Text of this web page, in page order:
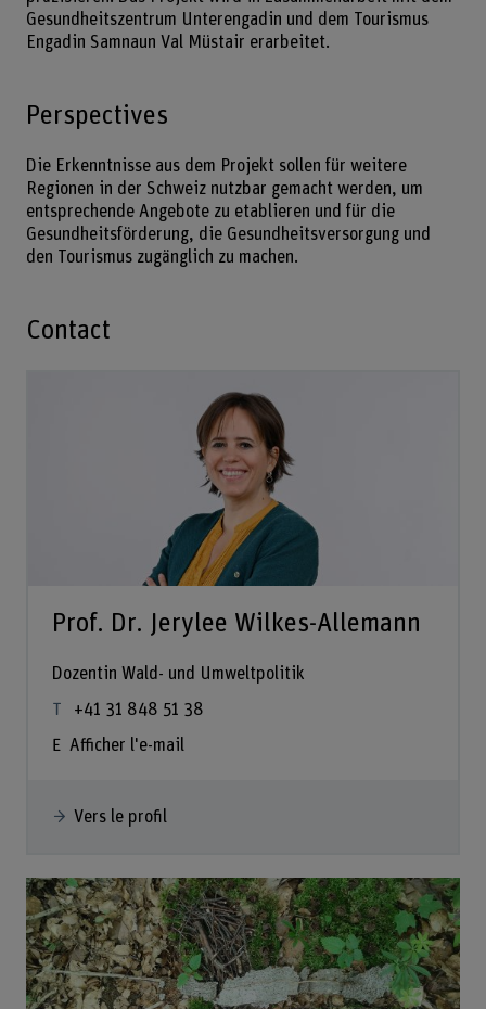
Gesundheitszentrum Unterengadin und dem Tourismus
Engadin Samnaun Val Müstair erarbeitet.
Perspectives
Die Erkenntnisse aus dem Projekt sollen für weitere
Regionen in der Schweiz nutzbar gemacht werden, um
entsprechende Angebote zu etablieren und für die
Gesundheitsförderung, die Gesundheitsversorgung und
den Tourismus zugänglich zu machen.
Contact
Prof. Dr. Jerylee Wilkes-Allemann
Dozentin Wald- und Umweltpolitik
+41 31 848 51 38
Afficher l'e-mail
Vers le profil